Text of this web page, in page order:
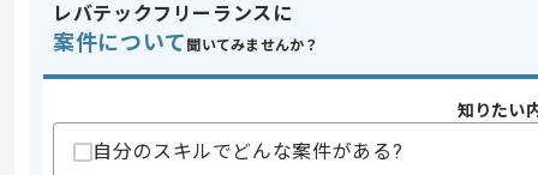
スキル
求めるスキル
・Pythonを用いた開発経験(3年以上)
レバテックフリーランスに
案件について 聞いてみませんか？
知りたい
自分のスキルでどんな案件がある?